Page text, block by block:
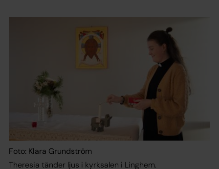
Foto: Klara Grundström
Theresia tänder ljus i kyrksalen i Linghem.